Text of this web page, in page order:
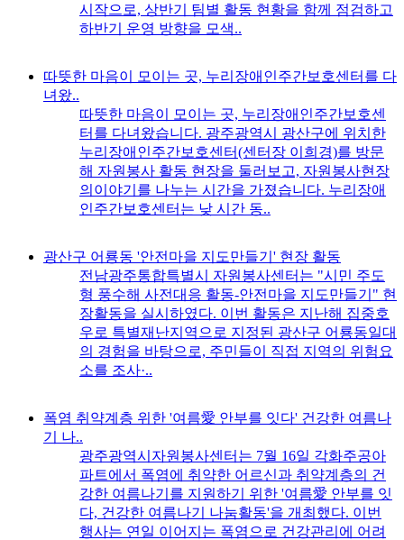
시작으로, 상반기 팀별 활동 현황을 함께 점검하고
하반기 운영 방향을 모색..
따뜻한 마음이 모이는 곳, 누리장애인주간보호센터를 다
녀왔..
따뜻한 마음이 모이는 곳, 누리장애인주간보호센
터를 다녀왔습니다. 광주광역시 광산구에 위치한
누리장애인주간보호센터(센터장 이희경)를 방문
해 자원봉사 활동 현장을 둘러보고, 자원봉사현장
의이야기를 나누는 시간을 가졌습니다. 누리장애
인주간보호센터는 낮 시간 동..
광산구 어룡동 '안전마을 지도만들기' 현장 활동
전남광주통합특별시 자원봉사센터는 "시민 주도
형 풍수해 사전대응 활동-안전마을 지도만들기" 현
장활동을 실시하였다. 이번 활동은 지난해 집중호
우로 특별재난지역으로 지정된 광산구 어룡동일대
의 경험을 바탕으로, 주민들이 직접 지역의 위험요
소를 조사·..
폭염 취약계층 위한 '여름愛 안부를 잇다' 건강한 여름나
기 나..
광주광역시자원봉사센터는 7월 16일 각화주공아
파트에서 폭염에 취약한 어르신과 취약계층의 건
강한 여름나기를 지원하기 위한 '여름愛 안부를 잇
다, 건강한 여름나기 나눔활동'을 개최했다. 이번
행사는 연일 이어지는 폭염으로 건강관리에 어려